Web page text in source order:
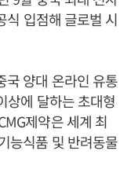
입점해 글로벌 시
국 양대 온라인 유통
상에 달하는 초대형
제약은 세계 최
능식품 및 반려동물